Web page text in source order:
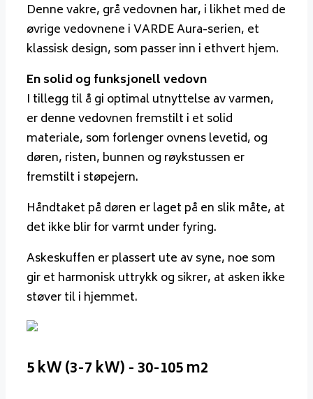
Denne vakre, grå vedovnen har, i likhet med de
øvrige vedovnene i VARDE Aura-serien, et
klassisk design, som passer inn i ethvert hjem.
En solid og funksjonell vedovn
I tillegg til å gi optimal utnyttelse av varmen,
er denne vedovnen fremstilt i et solid
materiale, som forlenger ovnens levetid, og
døren, risten, bunnen og røykstussen er
fremstilt i støpejern.
Håndtaket på døren er laget på en slik måte, at
det ikke blir for varmt under fyring.
Askeskuffen er plassert ute av syne, noe som
gir et harmonisk uttrykk og sikrer, at asken ikke
støver til i hjemmet.
5 kW (3-7 kW) - 30-105 m2